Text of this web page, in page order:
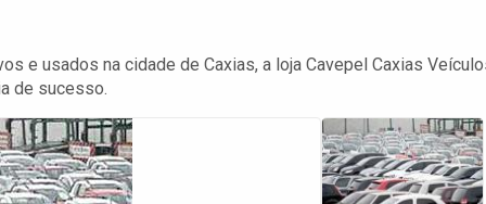
e usados na cidade de Caxias, a loja Cavepel Caxias
de sucesso.